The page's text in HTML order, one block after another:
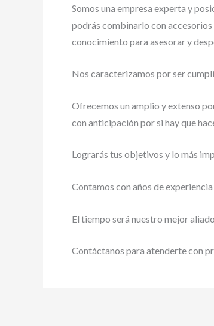
Somos una empresa experta y
podrás combinarlo con
conocimiento para asesorar y
Nos caracterizamos por ser
Ofrecemos un amplio y extenso
con anticipación por si hay que
Lograrás tus objetivos y lo más
Contamos con años de
El tiempo será nuestro mejor
Contáctanos para atenderte con